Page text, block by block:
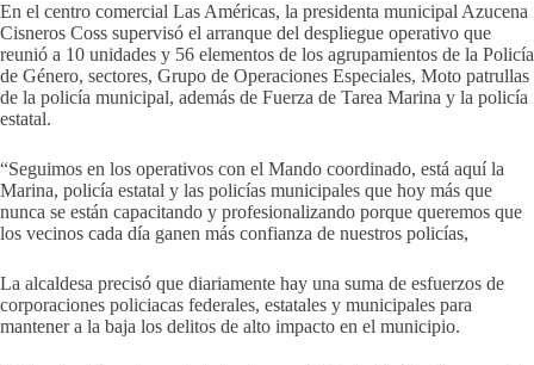
En el centro comercial Las Américas, la presidenta municipal Azucena
Cisneros Coss supervisó el arranque del despliegue operativo que
reunió a 10 unidades y 56 elementos de los agrupamientos de la Policía
de Género, sectores, Grupo de Operaciones Especiales, Moto patrullas
de la policía municipal, además de Fuerza de Tarea Marina y la policía
estatal.
“Seguimos en los operativos con el Mando coordinado, está aquí la
Marina, policía estatal y las policías municipales que hoy más que
nunca se están capacitando y profesionalizando porque queremos que
los vecinos cada día ganen más confianza de nuestros policías,
La alcaldesa precisó que diariamente hay una suma de esfuerzos de
corporaciones policiacas federales, estatales y municipales para
mantener a la baja los delitos de alto impacto en el municipio.